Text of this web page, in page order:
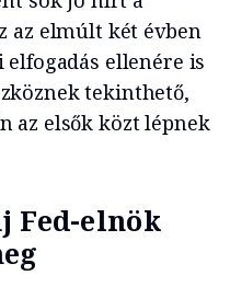
az elmúlt két évben
ellenére is
tekinthető,
az elsők közt lépnek
Fed-elnök